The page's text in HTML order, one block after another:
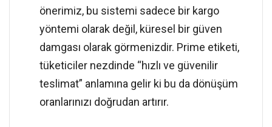
önerimiz, bu sistemi sadece bir kargo
yöntemi olarak değil, küresel bir güven
damgası olarak görmenizdir. Prime etiketi,
tüketiciler nezdinde “hızlı ve güvenilir
teslimat” anlamına gelir ki bu da dönüşüm
oranlarınızı doğrudan artırır.